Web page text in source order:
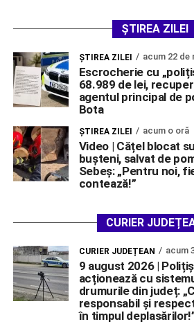
ȘTIREA ZILEI
ŞTIREA ZILEI acum 22 de
Escrocherie cu
68.989 de lei,
agentul principal de
Bota
ŞTIREA ZILEI acum o oră
Video | Cățel blocat
bușteni, salvat de
Sebeș: „Pentru noi,
contează!”
CURIER
CURIER JUDEȚEAN acum
9 august 2026 |
acționează cu
drumurile din județ:
responsabil și
în timpul